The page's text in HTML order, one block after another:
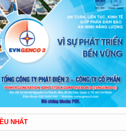
NHẤT